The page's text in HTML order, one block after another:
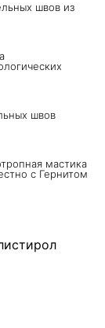
швов из
швов
мастика
с Гернитом